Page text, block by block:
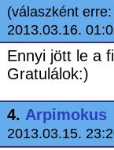
(válaszként erre:
2013.03.16.
Ennyi jött le a
Gratulálok:)
4. Arpimokus
2013.03.15.